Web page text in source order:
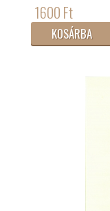
1600 Ft
KOSÁRBA